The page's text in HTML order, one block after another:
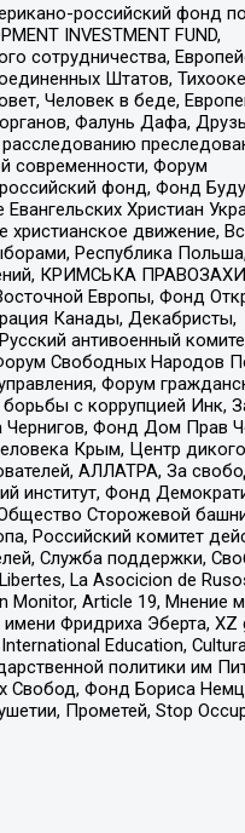
российский фонд по
INVESTMENT FUND,
сотрудничества,
Штатов,
Человек в беде,
Фалунь Дафа,
современности, Форум
фонд, Фонд
Христиан
движение,
Республика Польша,
КРИМСЬКА
Европы, Фонд
Канады, Декабристы,
антивоенный
Свободных Народов
Форум
с коррупцией Инк,
Чернигов, Фонд Дом Прав
Крым, Центр
АЛЛАТРА, За
институт, Фонд
Сторожевой
Российский комитет
Служба поддержки,
La Asocicion de
Monitor, Article 19, Мнение
Фридриха Эберта, XZ
Education,
политики им
Свобод, Фонд Бориса
Прометей, Stop